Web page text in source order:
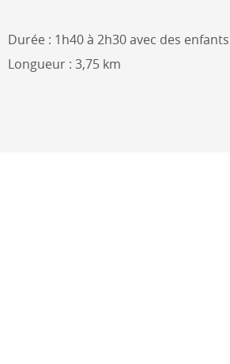
Durée : 1h40 à 2h30 avec des enfants
Longueur : 3,75 km